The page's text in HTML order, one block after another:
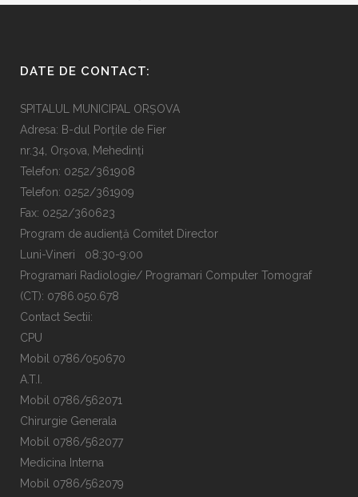
DATE DE CONTACT:
SPITALUL MUNICIPAL ORȘOVA
Adresa: B-dul Porțile de Fier
nr.34, Orșova, Mehedinți
Telefon: 0252/361908
Telefon: 0252/361909
Fax: 0252/360623
Program de audiență Comitet Director
Luni-Vineri 08:30-9:00
Programari Radiologie/ Programari Computer Tomograf
(CT): 0786.050.678
Contact Sectii:
CPU
Mobil 0786/050670
A.T.I.
Mobil 0786/562071
Chirurgie Generala
Mobil 0786/562077
Medicina Interna
Mobil 0786/562079